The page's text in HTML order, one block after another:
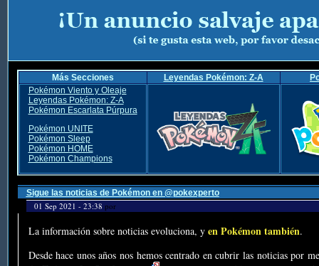
Más Secciones Leyendas Pokémon: Z-A
Pokémon Viento y Oleaje
Leyendas Pokémon: Z-A
Pokémon Escarlata Púrpura
Pokémon UNITE
Pokémon Sleep
Pokémon HOME
Pokémon Champions
Sigue las noticias de Pokémon en @pokexperto
01 Sep 2021 - 23:38 por
La información sobre noticias evoluciona, y en Pokémon también.
Desde hace unos años nos hemos centrado en cubrir las noticias por